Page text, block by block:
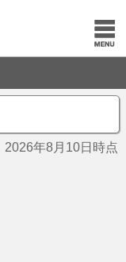
2026年8月10日時点